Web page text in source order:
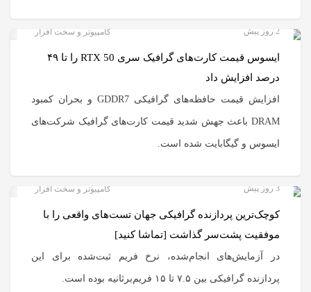
کامپیوتر و سخت افزار 2 روز پیش
ایسوس قیمت کارت‌های گرافیک سری RTX 50 را تا ۴۹
درصد افزایش داد
افزایش قیمت حافظه‌های گرافیکی GDDR7 و بحران کمبود
DRAM باعث جهش شدید قیمت کارت‌های گرافیک شرکت‌های
ایسوس و گیگابایت شده است.
کامپیوتر و سخت افزار 3 روز پیش
کوچک‌ترین پردازنده گرافیکی جهان تست‌های واقعی را با
موفقیت پشت‌سر گذاشت [تماشا کنید]
در آزمایش‌های انجام‌شده، نرخ فریم ثبت‌شده برای این
پردازنده گرافیکی بین ۷.۵ تا ۱۵ فریم‌برثانیه بوده است.